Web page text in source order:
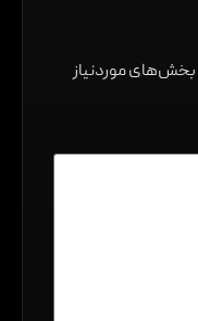
بخش‌های موردنیاز